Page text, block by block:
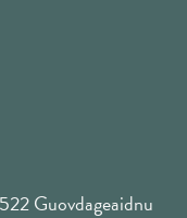
Guovdageaidnu